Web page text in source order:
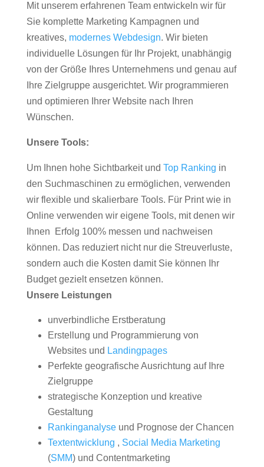
Mit unserem erfahrenen Team entwickeln wir für
Sie komplette Marketing Kampagnen und
kreatives, modernes Webdesign. Wir bieten
individuelle Lösungen für Ihr Projekt, unabhängig
von der Größe Ihres Unternehmens und genau auf
Ihre Zielgruppe ausgerichtet. Wir programmieren
und optimieren Ihrer Website nach Ihren
Wünschen.
Unsere Tools:
Um Ihnen hohe Sichtbarkeit und Top Ranking in
den Suchmaschinen zu ermöglichen, verwenden
wir flexible und skalierbare Tools. Für Print wie in
Online verwenden wir eigene Tools, mit denen wir
Ihnen Erfolg 100% messen und nachweisen
können. Das reduziert nicht nur die Streuverluste,
sondern auch die Kosten damit Sie können Ihr
Budget gezielt ensetzen können.
Unsere Leistungen
unverbindliche Erstberatung
Erstellung und Programmierung von
Websites und Landingpages
Perfekte geografische Ausrichtung auf Ihre
Zielgruppe
strategische Konzeption und kreative
Gestaltung
Rankinganalyseund Prognose der Chancen
Textentwicklung , Social Media Marketing
(SMM) und Contentmarketing